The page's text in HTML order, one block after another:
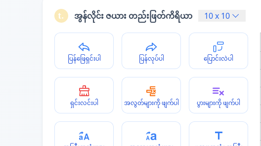
အွန်လိုင်း ဇယား တည်းဖြတ်ကိရိယာ 10x 10
ပြန်ဖြေရှင်းပါ ပြန်လုပ်ပါ ပြောင်းလဲပါ
ရှင်းလင်းပါ အလွတ်များကို ဖျက်ပါ ပွားများကို ဖျက်ပါ